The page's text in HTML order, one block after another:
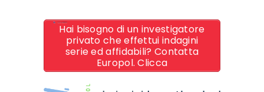
Hai bisogno di un investigatore
privato che effettui indagini
serie ed affidabili? Contatta
Europol. Clicca